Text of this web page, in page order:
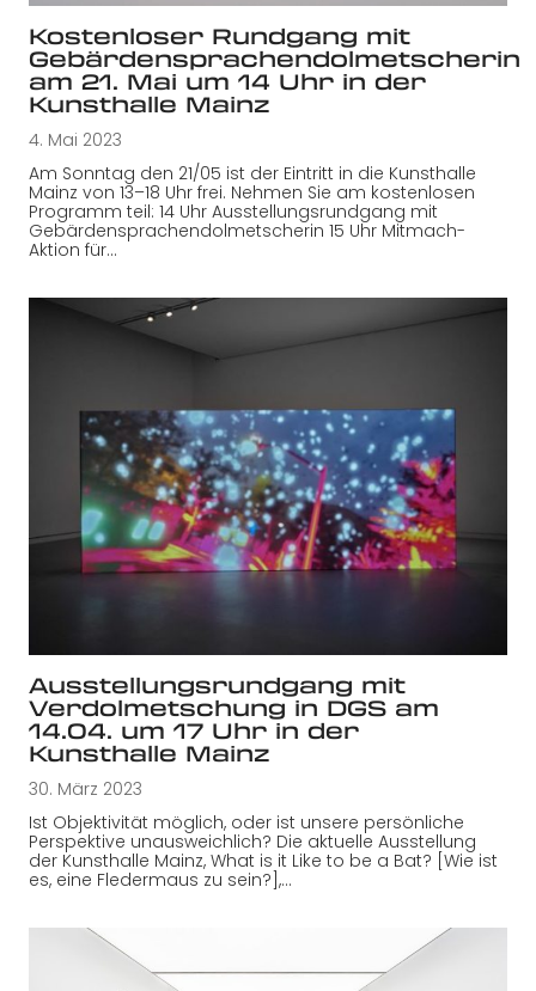
Kostenloser Rundgang mit
Gebärdensprachendolmetscherin
am 21. Mai um 14 Uhr in der
Kunsthalle Mainz
4. Mai 2023
Am Sonntag den 21/05 ist der Eintritt in die Kunsthalle
Mainz von 13–18 Uhr frei. Nehmen Sie am kostenlosen
Programm teil: 14 Uhr Ausstellungsrundgang mit
Gebärdensprachendolmetscherin 15 Uhr Mitmach-
Aktion für…
Ausstellungsrundgang mit
Verdolmetschung in DGS am
14.04. um 17 Uhr in der
Kunsthalle Mainz
30. März 2023
Ist Objektivität möglich, oder ist unsere persönliche
Perspektive unausweichlich? Die aktuelle Ausstellung
der Kunsthalle Mainz, What is it Like to be a Bat? [Wie ist
es, eine Fledermaus zu sein?],…